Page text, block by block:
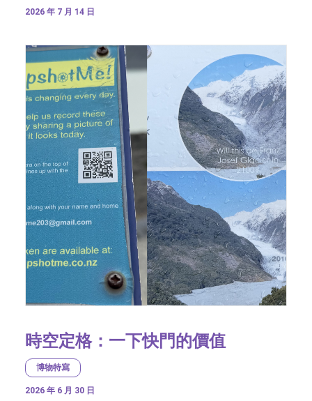
2026 年 7 月 14 日
時空定格：一下快門的價值
博物特寫
2026 年 6 月 30 日